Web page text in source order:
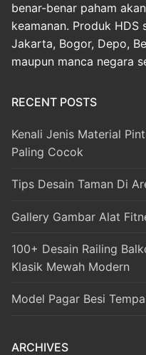
benar-benar paham
keamanan. Produk
Jakarta, Bogor, Depo,
maupun manca negara
RECENT POSTS
Kenali Jenis Material
Paling Cocok
Tips Desain Taman Di
Gallery Gambar Alat
100+ Desain Railing
Klasik Mewah Modern
Model Pagar Besi
ARCHIVES